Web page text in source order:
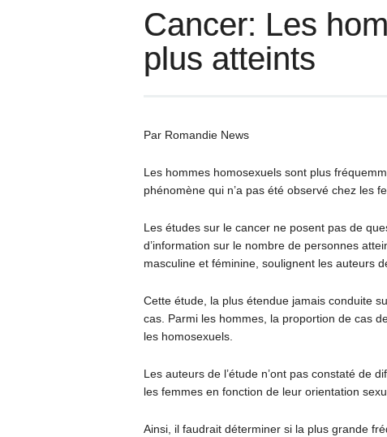
Cancer: Les
plus atteints
Par Romandie News
Les hommes homosexuels sont plus
phénomène qui n’a pas été observé chez les
Les études sur le cancer ne posent pas de
d’information sur le nombre de personnes
masculine et féminine, soulignent les auteurs
Cette étude, la plus étendue jamais conduite
cas. Parmi les hommes, la proportion de cas
les homosexuels.
Les auteurs de l’étude n’ont pas constaté de
les femmes en fonction de leur orientation
Ainsi, il faudrait déterminer si la plus grande